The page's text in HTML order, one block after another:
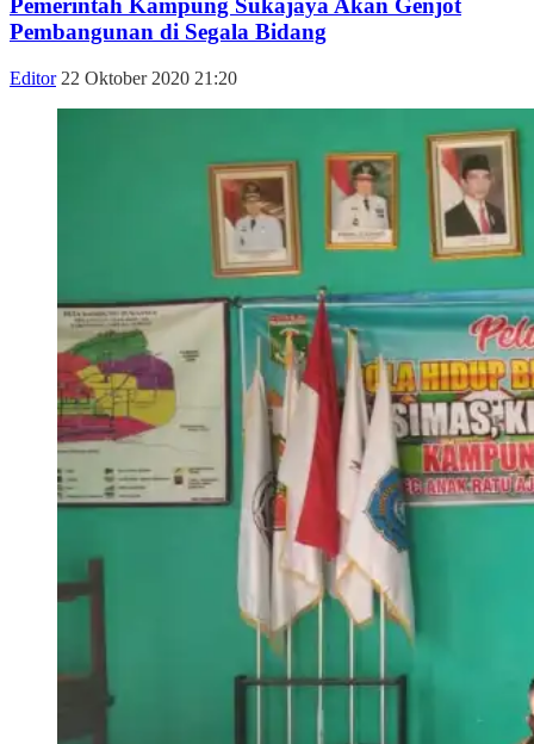
Pemerintah Kampung Sukajaya Akan Genjot
Pembangunan di Segala Bidang
Editor 22 Oktober 2020 21:20